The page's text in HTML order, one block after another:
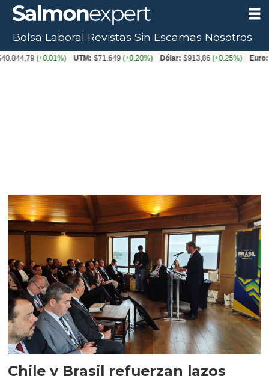
Tag:
Chile y Brasil refuerzan lazos
Bolsa Laboral Revistas Sin Escamas Nosotros
(+0.01%) UTM: $71.649(+0.20%) Dólar: $913,86(+0.25%) Euro: